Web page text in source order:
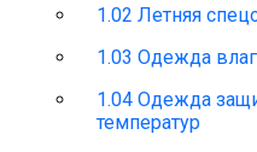
1.02 Летняя
1.03 Одежда
1.04 Одежда
температур